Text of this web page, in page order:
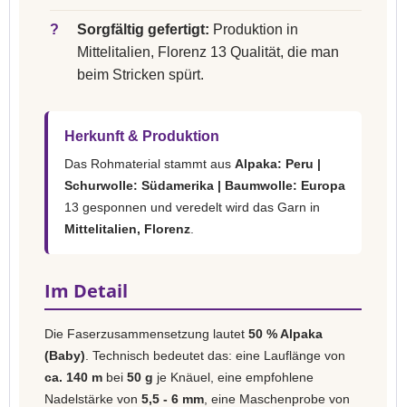
? Sorgfältig gefertigt: Produktion in
Mittelitalien, Florenz 13 Qualität, die man
beim Stricken spürt.
Herkunft & Produktion
Das Rohmaterial stammt aus Alpaka: Peru |
Schurwolle: Südamerika | Baumwolle: Europa
13 gesponnen und veredelt wird das Garn in
Mittelitalien, Florenz
Im Detail
Die Faserzusammensetzung lautet 50 % Alpaka
(Baby) . Technisch bedeutet das: eine Lauflänge von
ca. 140 m bei 50 g je Knäuel, eine empfohlene
Nadelstärke von 5,5 - 6 mm , eine Maschenprobe von